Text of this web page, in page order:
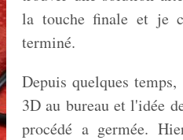
la touche finale et je
terminé.
Depuis quelques
3D au bureau et l'idée
procédé a germée.